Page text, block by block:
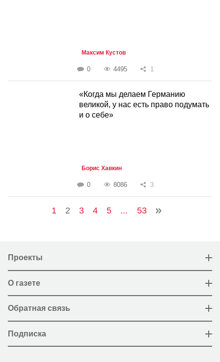
Максим Кустов
0 4495 1
«Когда мы делаем Германию
великой, у нас есть право подумать
и о себе»
Борис Хавкин
0 8086 3
1 2 3 4 5 ... 53
Проекты
О газете
Обратная связь
Подписка